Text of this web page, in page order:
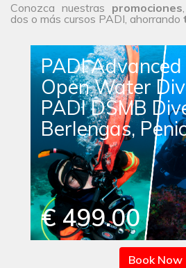
Conozca nuestras promociones
dos o más cursos PADI, ahorrando
PADI Advanced
Open Water
PADI DSMB
Berlengas,
€ 499.00
Book Now